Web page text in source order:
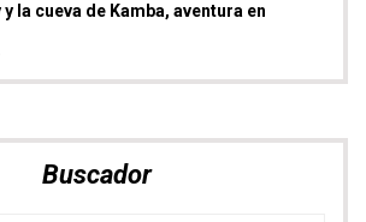
la cueva de Kamba, aventura en
Buscador